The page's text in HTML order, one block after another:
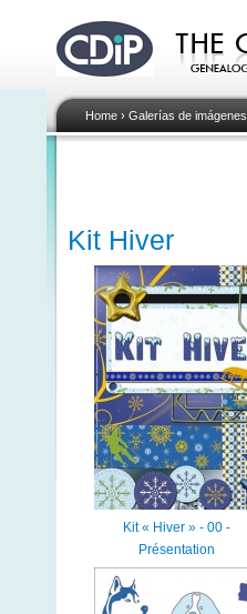
Home› Galerías de imágenes
Kit Hiver
Kit « Hiver » - 00 -
Présentation